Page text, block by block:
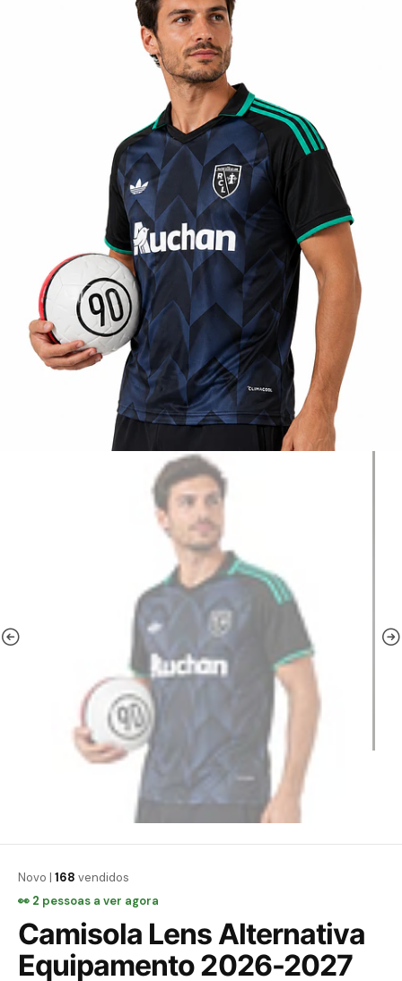
Novo | 168 vendidos
👀 2 pessoas a ver agora
Camisola Lens Alternativa
Equipamento 2026-2027